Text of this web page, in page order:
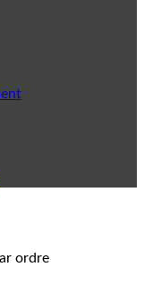
ordre